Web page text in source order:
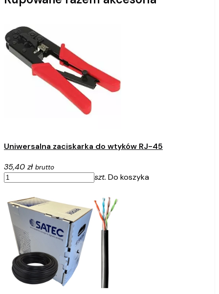
Uniwersalna zaciskarka do wtyków RJ-45
35,40 zł brutto
szt. Do koszyka